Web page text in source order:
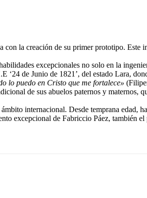
la creación de su primer prototipo. Este
excepcionales no solo en la
de Junio de 1821’, del estado Lara,
lo puedo en Cristo que me fortalece»
de sus abuelos paternos y maternos,
internacional. Desde temprana edad,
excepcional de Fabriccio Páez, también